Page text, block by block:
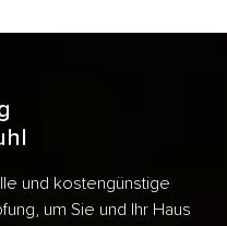
und kostengünstige
um Sie und Ihr Haus